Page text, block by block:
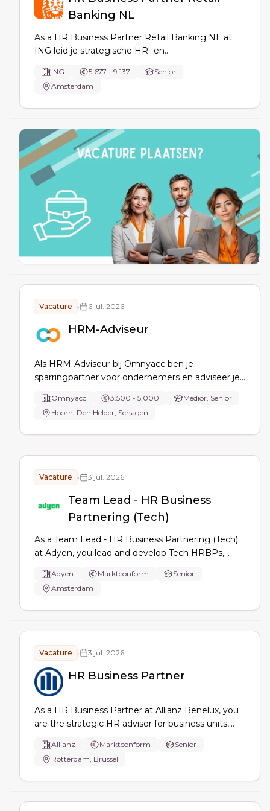
Banking NL
As a HR Business Partner Retail Banking NL at
ING leid je strategische HR- en
upskilling/reskilling, performance culture en
change, met data-inzichten en samenwerking
ING 5.677 - 9.137
Senior
Amsterdam
Vacature • 6 jul. 2026
HRM-Adviseur
Als HRM-Adviseur bij Omnyacc ben je
sparringpartner voor ondernemers en adviseer je
en strategisch niveau, zoals personeelsgroei,
verzuim, arbeidsrecht en organisatieontwikkeling.
Omnyacc 3.500 - 5.000
Medior, Senior
Hoorn, Den Helder, Schagen
Vacature • 3 jul. 2026
Team Lead - HR Business
Partnering (Tech)
As a Team Lead - HR Business Partnering (Tech)
at Adyen, you lead and develop Tech HRBPs,
strategy, coach on performance and employee
relations, use people data for improvements, and
Adyen Marktconform
Senior
Amsterdam
Vacature • 3 jul. 2026
HR Business Partner
As a HR Business Partner at Allianz Benelux, you
are the strategic HR advisor for business units,
driving engagement and change, aligning HR
initiatives, and partnering with leaders and HR
Allianz Marktconform
Senior
Rotterdam, Brussel